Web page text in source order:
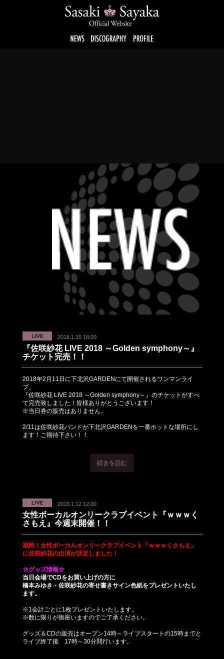
2018.1.15 18:00
『佐咲紗花 LIVE 2018 ～Golden symphony～』
チケット完売！！
2018年2月11日に下北沢GARDENにて開催されるワンマンライ
ブ、
『佐咲紗花 LIVE 2018 ～Golden symphony～』のチケットがすべ
て完売致しました！皆様ありがとうございます！
※当日券の販売はありません。
2/11は佐咲紗花バンドが下北沢GARDENを一番ホットな場所にし
ます！ご期待下さい！！
続きを読む
2018.1.12 12:00
女性ボーカルオンリークラブイベント『ｗｗｗく
さもえ』今週末開催！！
福岡！女性ボーカルオンリークラブイベント「ｗｗｗくさもえ」
に佐咲紗花の出演が決定しました！
☆グッズ情報☆
当日会場でCDをお買い上げの方に
橋本みゆき・佐咲紗花の寄せ書きサイン色紙をプレゼントいたし
ます。
※1会計ごとに1枚プレゼントいたします。
※数に限りが御座いますのでご了承ください。
グッズ＆CDの販売はオープン14時～ライブスタートの15時までと
ライブ終了後 17時～30分間行います。